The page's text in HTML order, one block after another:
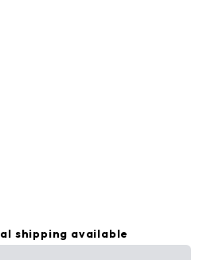
shipping available